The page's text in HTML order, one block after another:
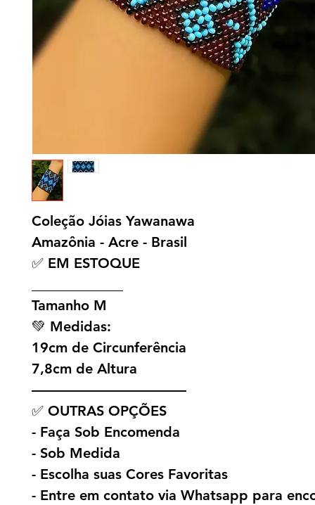
Coleção Jóias Yawanawa
Amazônia - Acre - Brasil
✅ EM ESTOQUE
Tamanho M
💚 Medidas:
19cm de Circunferência
7,8cm de Altura
———————————
✅ OUTRAS OPÇÕES
- Faça Sob Encomenda
- Sob Medida
- Escolha suas Cores Favoritas
- Entre em contato via Whatsapp para